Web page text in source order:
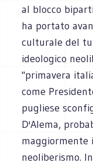
al blocco
ha portato
culturale del
ideologico
"primavera
come
pugliese
D'Alema,
maggiormente
neoliberismo.